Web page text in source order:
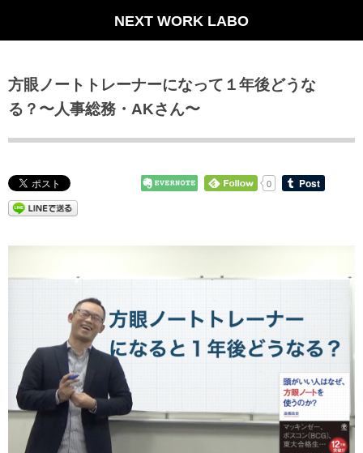
NEXT WORK LABO
方眼ノートトレーナーになって１年後どうな
る？〜人事総務・AKさん〜
0